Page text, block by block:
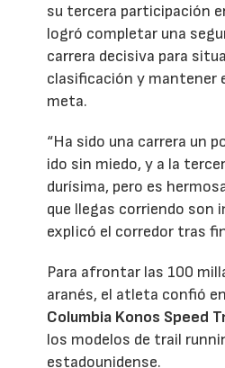
su tercera participación
logró completar una
carrera decisiva para
clasificación y mantener
meta.
“Ha sido una carrera un
ido sin miedo, y a la
durísima, pero es
que llegas corriendo son
explicó el corredor tras
Para afrontar las 100
aranés, el atleta confió
Columbia Konos Speed
los modelos de trail
estadounidense.